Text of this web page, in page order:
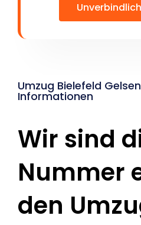
Umzug Bielefeld
Informationen
Wir sind
Nummer
den